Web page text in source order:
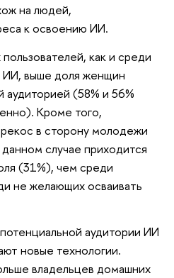
на людей,
к освоению ИИ.
как и среди
ИИ, выше доля женщин
(58% и 56%
Кроме того,
в сторону молодежи
случае приходится
(31%), чем среди
не желающих осваивать
аудитории ИИ
новые технологии.
владельцев домашних